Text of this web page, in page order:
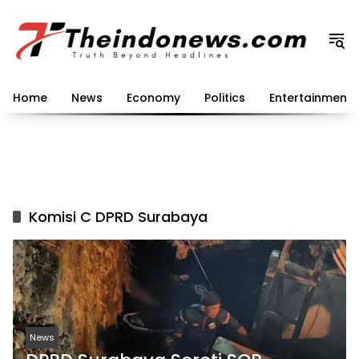
konten
Home News Economy Politics Entertainment
Komisi C DPRD Surabaya
News